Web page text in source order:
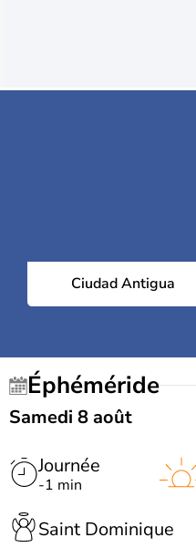
Ciudad Antigua
Éphéméride
Samedi 8 août
Journée
-1 min
Saint Dominique